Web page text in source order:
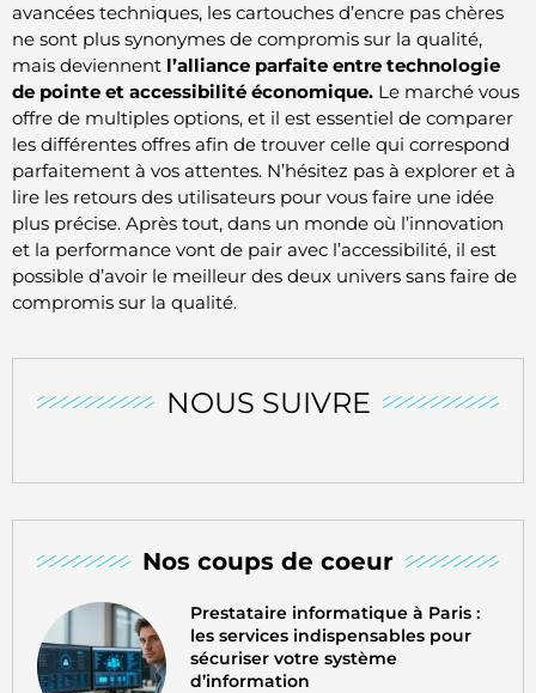
NOUS SUIVRE
Nos coups de coeur
Prestataire informatique à Paris :
les services indispensables pour
sécuriser votre système
d’information
avancées techniques, les cartouches d’encre pas chères
ne sont plus synonymes de compromis sur la qualité,
mais deviennent l’alliance parfaite entre technologie
de pointe et accessibilité économique. Le marché vous
offre de multiples options, et il est essentiel de comparer
les différentes offres afin de trouver celle qui correspond
parfaitement à vos attentes. N’hésitez pas à explorer et à
lire les retours des utilisateurs pour vous faire une idée
plus précise. Après tout, dans un monde où l’innovation
et la performance vont de pair avec l’accessibilité, il est
possible d’avoir le meilleur des deux univers sans faire de
compromis sur la qualité.